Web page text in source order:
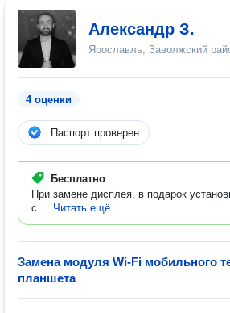
Александр З.
Ярославль, Заволжский
4 оценки
Паспорт проверен
Бесплатно
При замене дисплея, в подарок
с...
Читать ещё
Замена модуля Wi-Fi мобильного
планшета